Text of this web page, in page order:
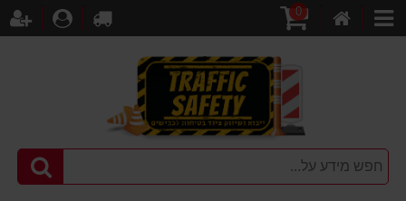
קטגוריות
קניות
0
לקופה